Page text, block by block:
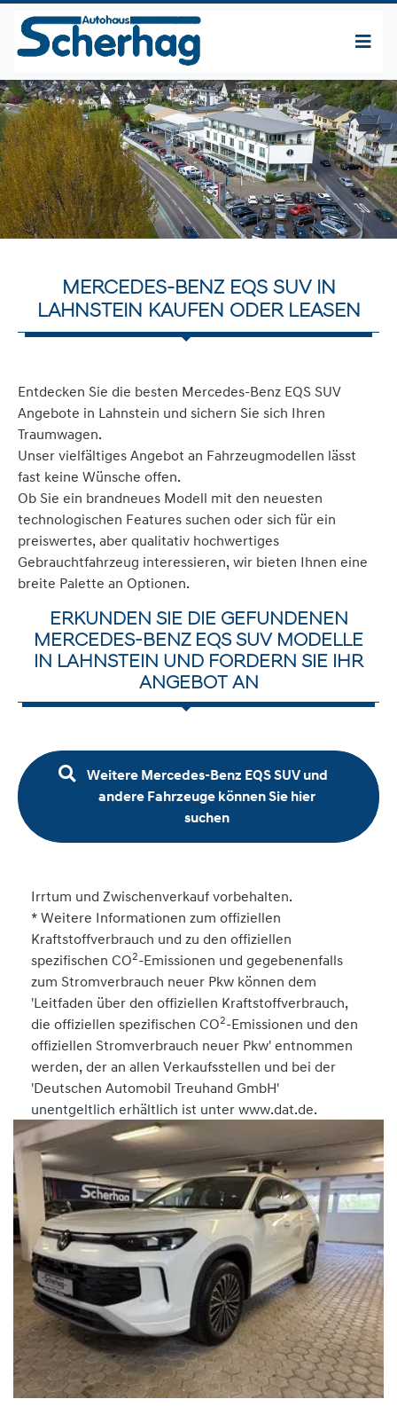
MERCEDES-BENZ EQS SUV IN
LAHNSTEIN KAUFEN ODER LEASEN
Entdecken Sie die besten Mercedes-Benz EQS SUV
Angebote in Lahnstein und sichern Sie sich Ihren
Traumwagen.
Unser vielfältiges Angebot an Fahrzeugmodellen lässt
fast keine Wünsche offen.
Ob Sie ein brandneues Modell mit den neuesten
technologischen Features suchen oder sich für ein
preiswertes, aber qualitativ hochwertiges
Gebrauchtfahrzeug interessieren, wir bieten Ihnen eine
breite Palette an Optionen.
ERKUNDEN SIE DIE GEFUNDENEN
MERCEDES-BENZ EQS SUV MODELLE
IN LAHNSTEIN UND FORDERN SIE IHR
ANGEBOT AN
Weitere Mercedes-Benz EQS SUV und
andere Fahrzeuge können Sie hier
suchen
Irrtum und Zwischenverkauf vorbehalten.
* Weitere Informationen zum offiziellen
Kraftstoffverbrauch und zu den offiziellen
spezifischen CO2-Emissionen und gegebenenfalls
zum Stromverbrauch neuer Pkw können dem
'Leitfaden über den offiziellen Kraftstoffverbrauch,
die offiziellen spezifischen CO2-Emissionen und den
offiziellen Stromverbrauch neuer Pkw' entnommen
werden, der an allen Verkaufsstellen und bei der
'Deutschen Automobil Treuhand GmbH'
unentgeltlich erhältlich ist unter www.dat.de.